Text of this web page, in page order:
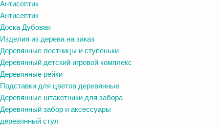
Aнтисептик
Aнтисептик
Доска Дубовая
Изделия из дерева на заказ
Деревянные лестницы и ступеньки
Деревянный детский игровой комплекс
Деревянные рейки
Подставки для цветов деревянные
Деревянные штакетники для забора
Деревянный забор и аксессуары
деревянный стул